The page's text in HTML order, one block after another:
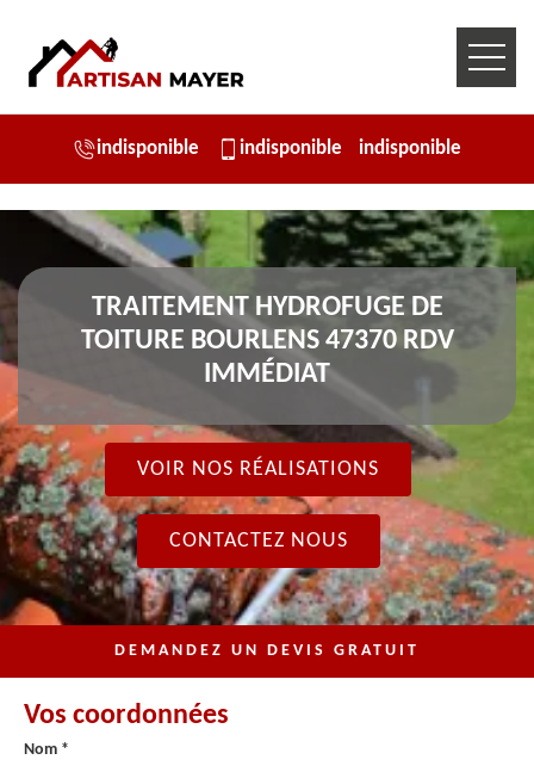
indisponible indisponible indisponible
TRAITEMENT HYDROFUGE DE
TOITURE BOURLENS 47370 RDV
IMMÉDIAT
VOIR NOS RÉALISATIONS
CONTACTEZ NOUS
DEMANDEZ UN DEVIS GRATUIT
Vos coordonnées
Nom *